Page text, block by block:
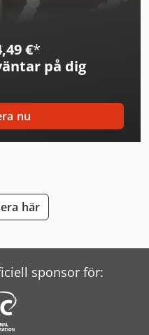
€*
på dig
nu
här
sponsor för: